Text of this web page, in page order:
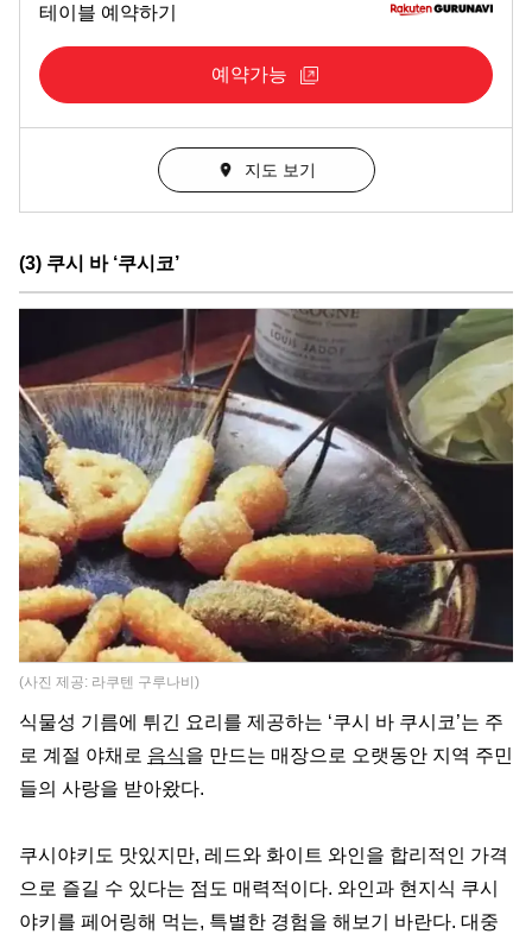
테이블 예약하기
예약가능
지도 보기
(3) 쿠시 바 ‘쿠시코’
(사진 제공: 라쿠텐 구루나비)
식물성 기름에 튀긴 요리를 제공하는 ‘쿠시 바 쿠시코’는 주
로 계절 야채로 음식을 만드는 매장으로 오랫동안 지역 주민
들의 사랑을 받아왔다.
쿠시야키도 맛있지만, 레드와 화이트 와인을 합리적인 가격
으로 즐길 수 있다는 점도 매력적이다. 와인과 현지식 쿠시
야키를 페어링해 먹는, 특별한 경험을 해보기 바란다. 대중